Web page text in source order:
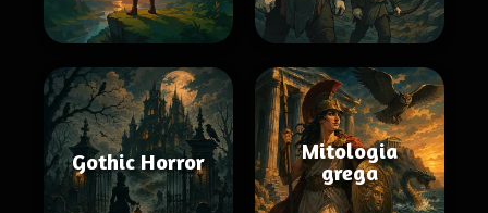
Gothic Horror
Mitologia
grega